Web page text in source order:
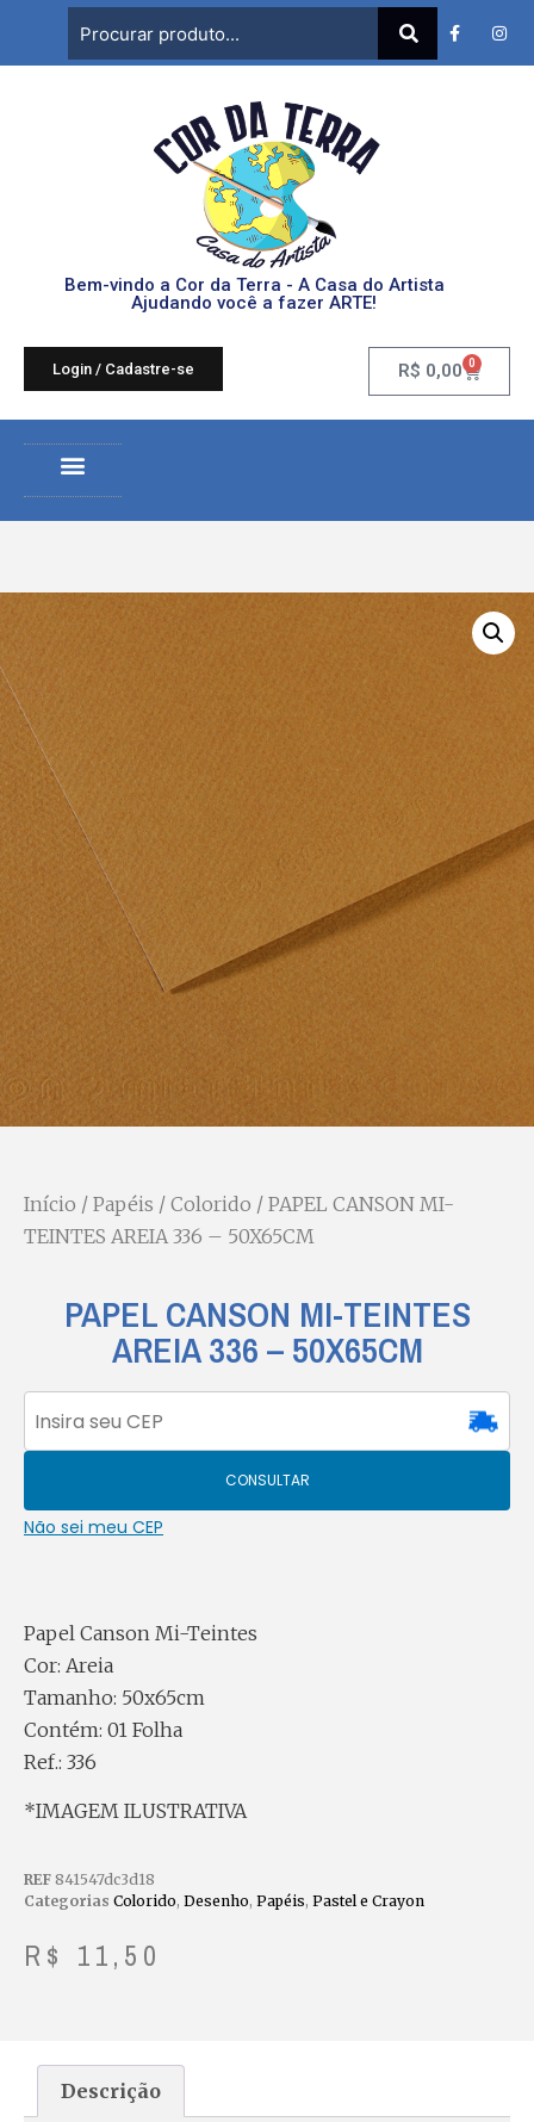
Bem-vindo a Cor da Terra - A Casa do Artista
Ajudando você a fazer ARTE!
Login / Cadastre-se R$ 0,00 0
Início / Papéis / Colorido / PAPEL CANSON MI-
TEINTES AREIA 336 – 50X65CM
PAPEL CANSON MI-TEINTES
AREIA 336 – 50X65CM
CONSULTAR
Não sei meu CEP
Papel Canson Mi-Teintes
Cor: Areia
Tamanho: 50x65cm
Contém: 01 Folha
Ref.: 336
*IMAGEM ILUSTRATIVA
REF 841547dc3d18
Categorias Colorido, Desenho, Papéis, Pastel e Crayon
R$ 11,50
Descrição